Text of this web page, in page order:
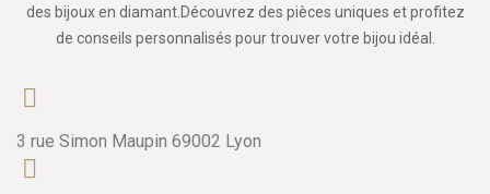
des bijoux en diamant.Découvrez des pièces uniques et profitez
de conseils personnalisés pour trouver votre bijou idéal.
3 rue Simon Maupin 69002 Lyon